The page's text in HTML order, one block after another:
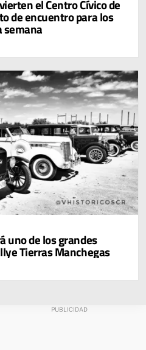
el Centro Cívico de
de encuentro para los
semana
uno de los grandes
Tierras Manchegas